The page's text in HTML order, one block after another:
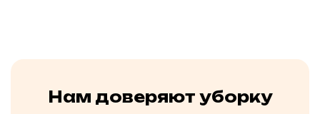
Нам доверяют уборку